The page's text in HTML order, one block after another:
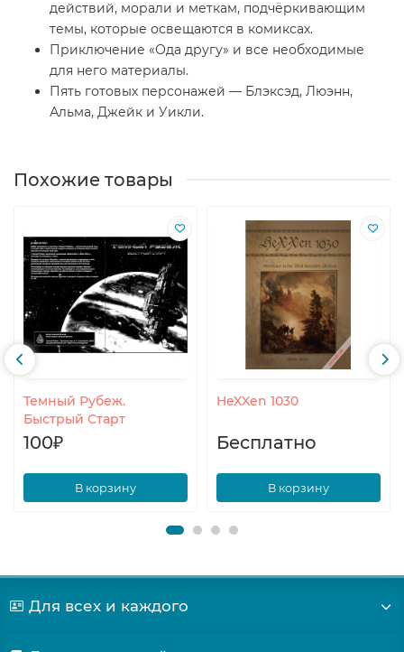
действий, морали и меткам, подчёркивающим
темы, которые освещаются в комиксах.
Приключение «Ода другу» и все необходимые
для него материалы.
Пять готовых персонажей — Блэксэд, Люэнн,
Альма, Джейк и Уикли.
Похожие товары
Темный Рубеж.
Быстрый Старт
100₽
В корзину
HeXXen 1030
Бесплатно
В корзину
Для всех и каждого